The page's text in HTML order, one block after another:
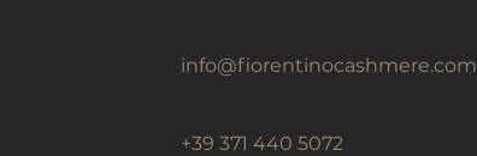
info@fiorentinocashmere.com
‎+39 371 440 5072